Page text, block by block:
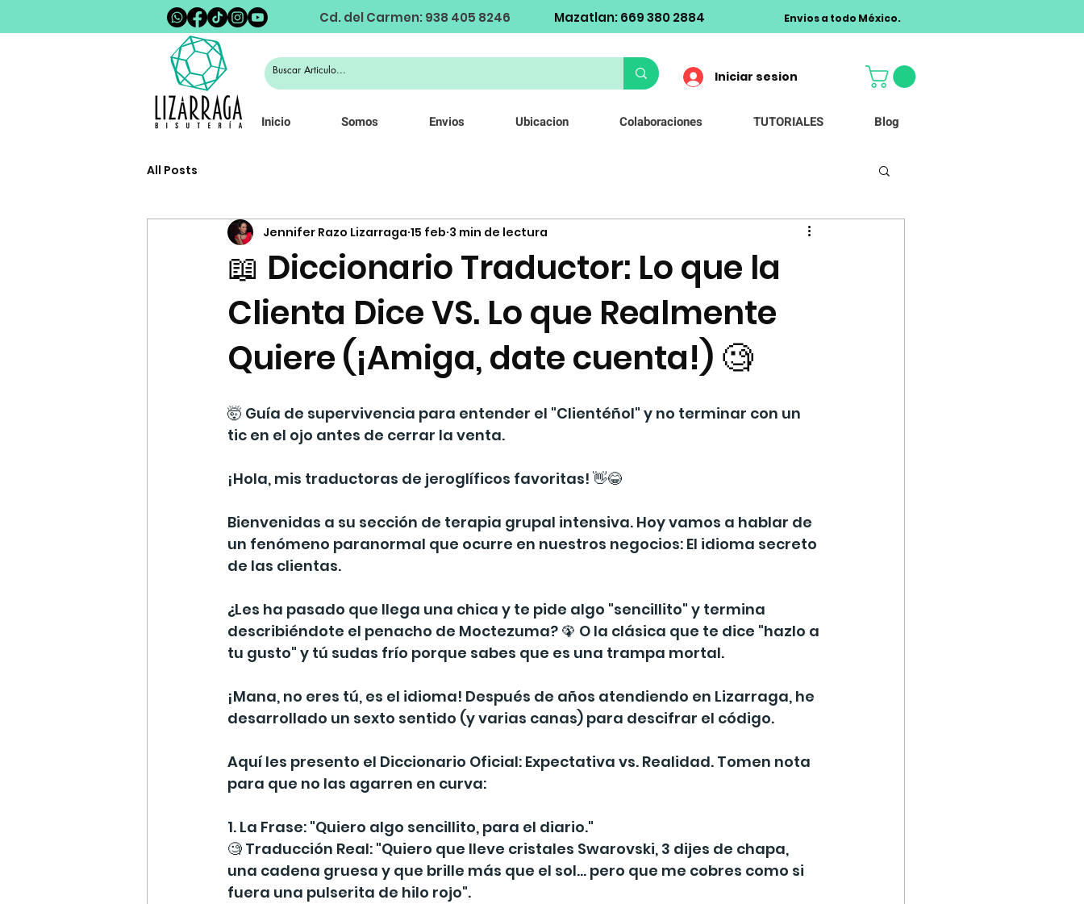
Cd. del Carmen: 938 405 8246 Mazatlan: 669 380 2884 Envios a todo México.
Iniciar sesion
Inicio Somos Envios Ubicacion Colaboraciones TUTORIALES Blog
All Posts
📖 Diccionario Traductor: Lo que la
Clienta Dice VS. Lo que Realmente
Quiere (¡Amiga, date cuenta!) 🧐
Jennifer Razo Lizarraga 15 feb 3 min de lectura
🤯 Guía de supervivencia para entender el "Clientéñol" y no terminar con un
tic en el ojo antes de cerrar la venta.
¡Hola, mis traductoras de jeroglíficos favoritas! 👋😂
Bienvenidas a su sección de terapia grupal intensiva. Hoy vamos a hablar de
un fenómeno paranormal que ocurre en nuestros negocios: El idioma secreto
de las clientas.
¿Les ha pasado que llega una chica y te pide algo "sencillito" y termina
describiéndote el penacho de Moctezuma? 🦚 O la clásica que te dice "hazlo a
tu gusto" y tú sudas frío porque sabes que es una trampa mortal.
¡Mana, no eres tú, es el idioma! Después de años atendiendo en Lizarraga, he
desarrollado un sexto sentido (y varias canas) para descifrar el código.
Aquí les presento el Diccionario Oficial: Expectativa vs. Realidad. Tomen nota
para que no las agarren en curva:
1. La Frase: "Quiero algo sencillito, para el diario."
🧐 Traducción Real: "Quiero que lleve cristales Swarovski, 3 dijes de chapa,
una cadena gruesa y que brille más que el sol... pero que me cobres como si
fuera una pulserita de hilo rojo".